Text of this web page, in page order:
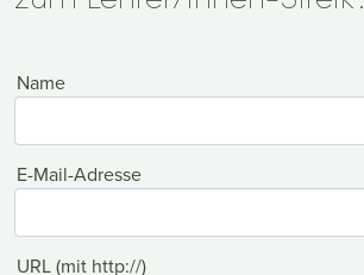
Name
E-Mail-Adresse
URL (mit http://)